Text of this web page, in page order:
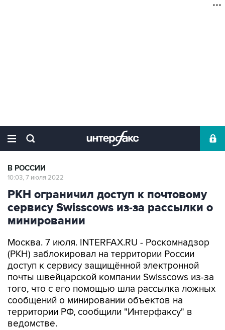
В РОССИИ
10:03, 7 июля 2022
РКН ограничил доступ к почтовому
сервису Swisscows из-за рассылки о
минировании
Москва. 7 июля. INTERFAX.RU - Роскомнадзор
(РКН) заблокировал на территории России
доступ к сервису защищённой электронной
почты швейцарской компании Swisscows из-за
того, что с его помощью шла рассылка ложных
сообщений о минировании объектов на
территории РФ, сообщили "Интерфаксу" в
ведомстве.